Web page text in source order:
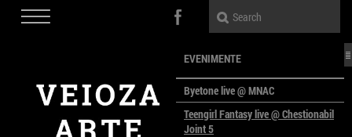
EVENIMENTE
Byetone live @ MNAC
Teengirl Fantasy live @ Chestionabil
Joint 5